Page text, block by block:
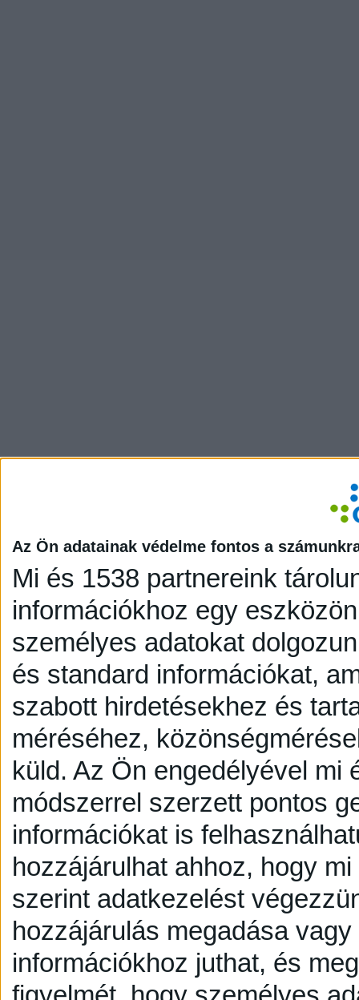
Az Ön adatainak védelme fontos a
Mi és 1538 partnereink
információkhoz egy
személyes adatokat
és standard információkat,
szabott hirdetésekhez és
méréséhez,
küld. Az Ön engedélyével mi
módszerrel szerzett pontos
információkat is
hozzájárulhat ahhoz, hogy
szerint adatkezelést
hozzájárulás megadása
információkhoz juthat, és